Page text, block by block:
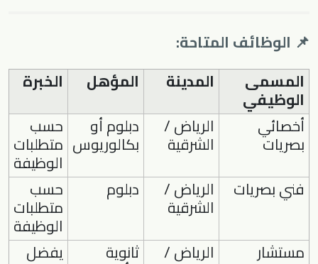
📌 الوظائف المتاحة:
المسمى
الوظيفي
المدينة المؤهل
الخبرة
أخصائي
بصريات
الرياض /
الشرقية
دبلوم أو
بكالوريوس
حسب
متطلبات
الوظيفة
فني بصريات
الرياض /
الشرقية
دبلوم حسب
متطلبات
الوظيفة
مستشار
الرياض / ثانوية يفضل